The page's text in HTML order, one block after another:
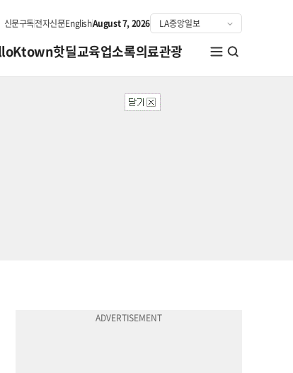
신문구독전자신문EnglishAugust 7, 2026
핫딜교육업소록의료관광